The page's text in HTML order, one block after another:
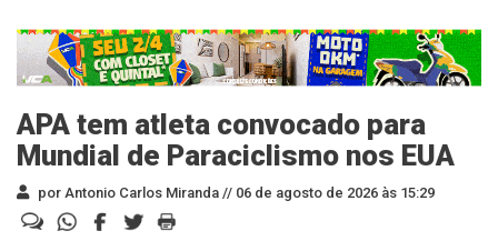
APA tem atleta convocado para
Mundial de Paraciclismo nos EUA
por Antonio Carlos Miranda // 06 de agosto de 2026 às 15:29